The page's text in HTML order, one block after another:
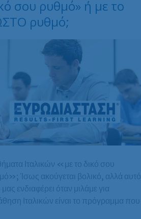
σου ρυθμό» ή με το
ρυθμό;
Ιταλικών «με το δικό σου
Ίσως ακούγεται βολικό, αλλά αυτό
ενδιαφέρει όταν μιλάμε για
Ιταλικών είναι το πρόγραμμα που